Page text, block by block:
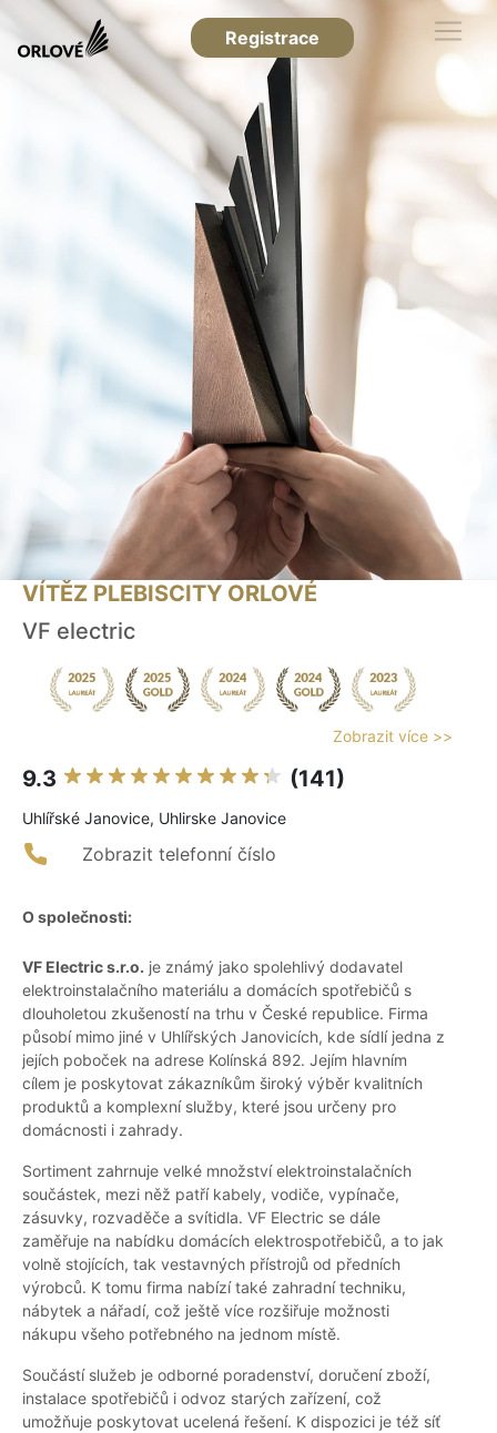
Registrace
VÍTĚZ PLEBISCITY ORLOVÉ
VF electric
Zobrazit více >>
9.3 (141)
Uhlířské Janovice, Uhlirske Janovice
Zobrazit telefonní číslo
O společnosti:
VF Electric s.r.o. je známý jako spolehlivý dodavatel
elektroinstalačního materiálu a domácích spotřebičů s
dlouholetou zkušeností na trhu v České republice. Firma
působí mimo jiné v Uhlířských Janovicích, kde sídlí jedna z
jejích poboček na adrese Kolínská 892. Jejím hlavním
cílem je poskytovat zákazníkům široký výběr kvalitních
produktů a komplexní služby, které jsou určeny pro
domácnosti i zahrady.
Sortiment zahrnuje velké množství elektroinstalačních
součástek, mezi něž patří kabely, vodiče, vypínače,
zásuvky, rozvaděče a svítidla. VF Electric se dále
zaměřuje na nabídku domácích elektrospotřebičů, a to jak
volně stojících, tak vestavných přístrojů od předních
výrobců. K tomu firma nabízí také zahradní techniku,
nábytek a nářadí, což ještě více rozšiřuje možnosti
nákupu všeho potřebného na jednom místě.
Součástí služeb je odborné poradenství, doručení zboží,
instalace spotřebičů i odvoz starých zařízení, což
umožňuje poskytovat ucelená řešení. K dispozici je též síť